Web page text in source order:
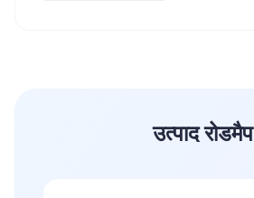
उत्पाद रोडमैप